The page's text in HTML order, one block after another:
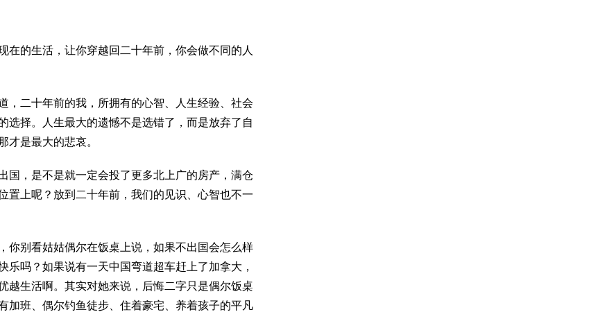
在的生活，让你穿越回二十年前，你会做不同的人
，二十年前的我，所拥有的心智、人生经验、社会
选择。人生最大的遗憾不是选错了，而是放弃了自
才是最大的悲哀。
国，是不是就一定会投了更多北上广的房产，满仓
置上呢？放到二十年前，我们的见识、心智也不一
你别看姑姑偶尔在饭桌上说，如果不出国会怎么样
吗？如果说有一天中国弯道超车赶上了加拿大，
越生活啊。其实对她来说，后悔二字只是偶尔饭桌
加班、偶尔钓鱼徒步、住着豪宅、养着孩子的平凡